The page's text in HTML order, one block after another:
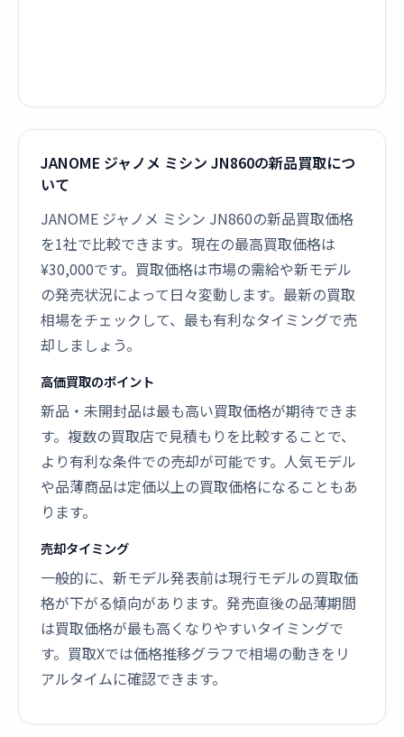
JANOME ジャノメ ミシン JN860の新品買取につ
いて
JANOME ジャノメ ミシン JN860の新品買取価格
を1社で比較できます。現在の最高買取価格は
¥30,000です。買取価格は市場の需給や新モデル
の発売状況によって日々変動します。最新の買取
相場をチェックして、最も有利なタイミングで売
却しましょう。
高価買取のポイント
新品・未開封品は最も高い買取価格が期待できま
す。複数の買取店で見積もりを比較することで、
より有利な条件での売却が可能です。人気モデル
や品薄商品は定価以上の買取価格になることもあ
ります。
売却タイミング
一般的に、新モデル発表前は現行モデルの買取価
格が下がる傾向があります。発売直後の品薄期間
は買取価格が最も高くなりやすいタイミングで
す。買取Xでは価格推移グラフで相場の動きをリ
アルタイムに確認できます。